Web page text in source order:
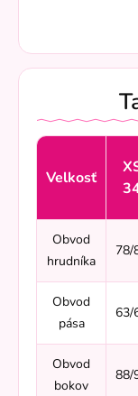
Velkosť
Obvod
hrudníka
78/
Obvod
pása
63/
Obvod
bokov
88/